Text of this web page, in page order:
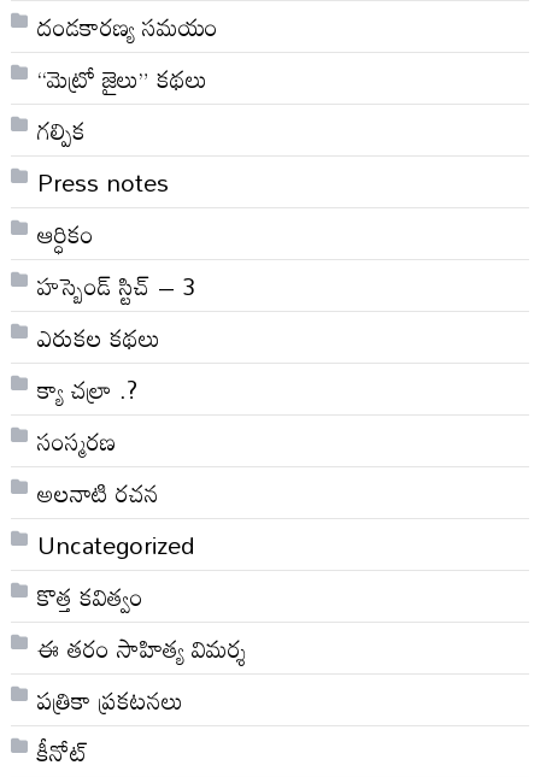
దండకారణ్య సమయం
“మెట్రో జైలు” కథలు
గల్పిక
Press notes
ఆర్ధికం
హస్బెండ్ స్టిచ్ – 3
ఎరుకల కథలు
క్యా చల్రా .?
సంస్మరణ
అలనాటి రచన
Uncategorized
కొత్త కవిత్వం
ఈ తరం సాహిత్య విమర్శ
పత్రికా ప్రకటనలు
కీనోట్